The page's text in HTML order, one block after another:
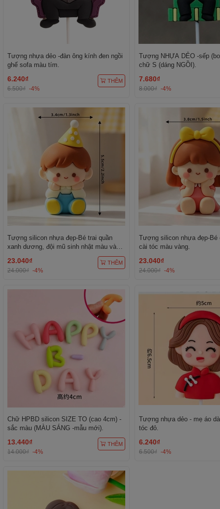
Tượng nhựa dẻo -đàn ông kính đen ngồi
ghế sofa màu tím.
6.240₫
6.500₫ -4%
THÊM
Tượng NHỰA DẺO -sếp
chữ S (dáng NGỒI).
7.680₫
8.000₫ -4%
Tượng silicon nhựa đẹp-Bé trai quần
xanh dương, đội mũ sinh nhật màu vàng
23.040₫
24.000₫ -4%
THÊM
Tượng silicon nhựa đẹp-Bé
cài tóc màu vàng.
23.040₫
24.000₫ -4%
Chữ HPBD silicon SIZE TO (cao 4cm) -
sắc màu (MÀU SÁNG -mẫu mới).
13.440₫
14.000₫ -4%
THÊM
Tượng nhựa dẻo - mẹ áo
tóc đỏ.
6.240₫
6.500₫ -4%